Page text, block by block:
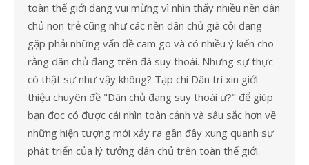
toàn thế giới đang vui mừng vì nhìn thấy nhiều nền dân
chủ non trẻ cũng như các nền dân chủ già cỗi đang
gặp phải những vấn đề cam go và có nhiều ý kiến cho
rằng dân chủ đang trên đà suy thoái. Nhưng sự thực
có thật sự như vậy không? Tạp chí Dân trí xin giới
thiệu chuyên đề "Dân chủ đang suy thoái ư?" để giúp
bạn đọc có được cái nhìn toàn cảnh và sâu sắc hơn về
những hiện tượng mới xảy ra gần đây xung quanh sự
phát triển của lý tưởng dân chủ trên toàn thế giới.